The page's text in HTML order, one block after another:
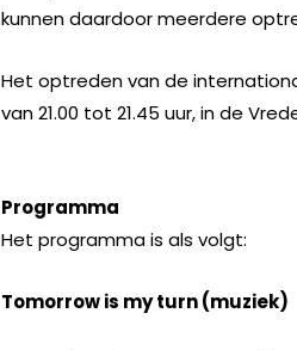
kunnen daardoor meerdere
Het optreden van de
van 21.00 tot 21.45 uur, in de
Programma
Het programma is als volgt:
Tomorrow is my turn (muziek)